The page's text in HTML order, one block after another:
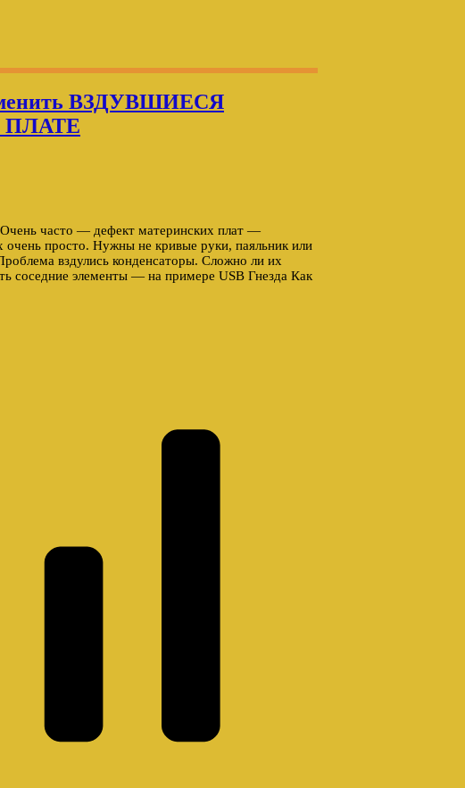
ВЗДУВШИЕСЯ
ПЛАТЕ
часто — дефект материнских плат —
очень просто. Нужны не кривые руки, паяльник или
вздулись конденсаторы. Сложно ли их
соседние элементы — на примере USB Гнезда Как